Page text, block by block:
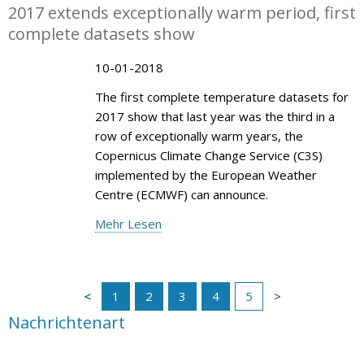
2017 extends exceptionally warm period, first
complete datasets show
10-01-2018
The first complete temperature datasets for
2017 show that last year was the third in a
row of exceptionally warm years, the
Copernicus Climate Change Service (C3S)
implemented by the European Weather
Centre (ECMWF) can announce.
Mehr Lesen
1 2 3 4 5
Nachrichtenart